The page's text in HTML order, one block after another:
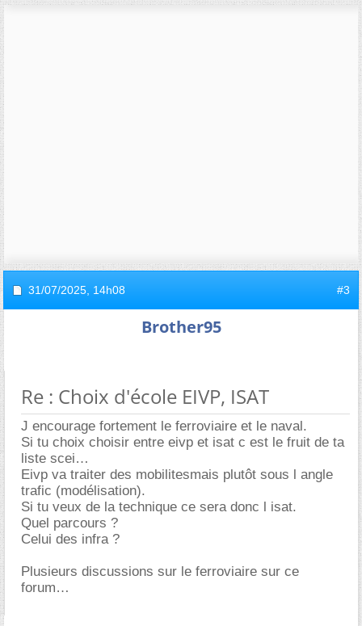
31/07/2025, 14h08 #3
Brother95
Re : Choix d'école EIVP, ISAT
J encourage fortement le ferroviaire et le naval.
Si tu choix choisir entre eivp et isat c est le fruit de ta
liste scei
Eivp va traiter des mobilitesmais plutôt sous l angle
trafic (modélisation).
Si tu veux de la technique ce sera donc l isat.
Quel parcours ?
Celui des infra ?
Plusieurs discussions sur le ferroviaire sur ce
forum